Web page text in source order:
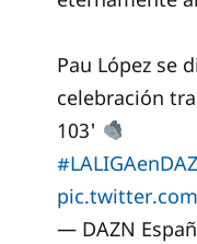
Pau López se
celebración
103'
— DAZN